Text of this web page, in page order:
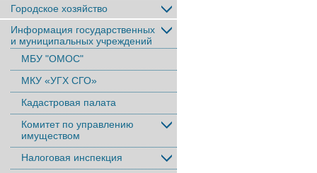
Городское хозяйство
Информация государственных
и муниципальных учреждений
МБУ "ОМОС"
МКУ «УГХ СГО»
Кадастровая палата
Комитет по управлению
имуществом
Налоговая инспекция